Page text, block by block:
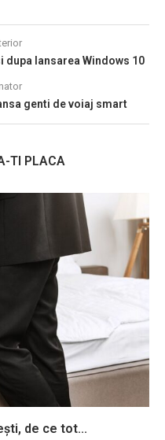
lansarea Windows 10
genti de voiaj smart
TI PLACA
de ce tot...